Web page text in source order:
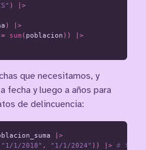
)
|>
)
|>
= sum ( poblacion ))
|>
que necesitamos, y
fecha y luego a años para
de delincuencia:
|>
"1/1/2018" , "1/1/2024" )) |> #